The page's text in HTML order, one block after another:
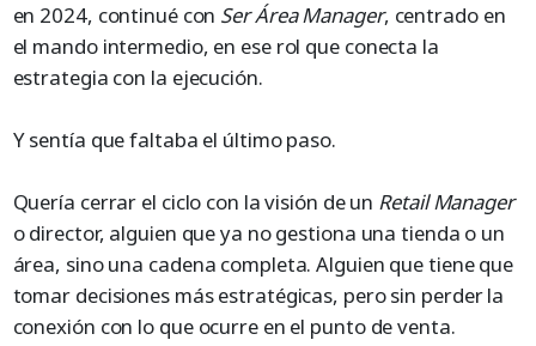
en 2024, continué con Ser Área Manager, centrado en
el mando intermedio, en ese rol que conecta la
estrategia con la ejecución.
Y sentía que faltaba el último paso.
Quería cerrar el ciclo con la visión de un Retail Manager
o director, alguien que ya no gestiona una tienda o un
área, sino una cadena completa. Alguien que tiene que
tomar decisiones más estratégicas, pero sin perder la
conexión con lo que ocurre en el punto de venta.